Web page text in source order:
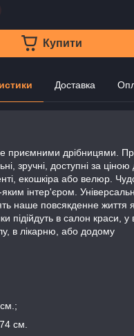
Купити
Доставка
приємними дрібницями.
зручні, доступні за ціною
екошкіра або велюр.
інтер'єром. Універсальні
наше повсякденне життя
підійдуть в салон краси, у
в лікарню, або додому
см.